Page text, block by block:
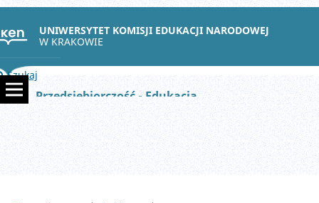
UNIWERSYTET KOMISJI EDUKACJI NARODOWEJ
W KRAKOWIE
Szukaj
Przedsiębiorczość - Edukacja